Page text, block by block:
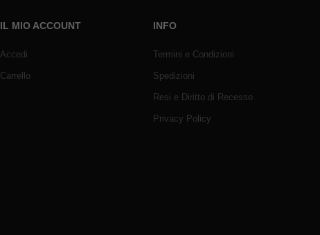
IL MIO ACCOUNT
Accedi
Carrello
INFO
Termini e Condizioni
Spedizioni
Resi e Diritto di Recesso
Privacy Policy